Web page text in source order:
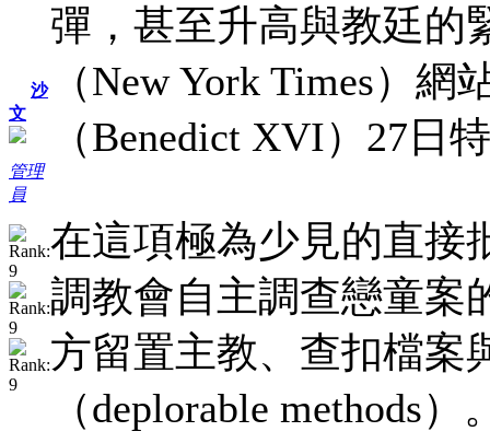
沙
文
管理
員
彈，甚至升高與教廷的
（New York Times）
（Benedict XVI）27日
在這項極為少見的直接
調教會自主調查戀童案
方留置主教、查扣檔案
（deplorable methods）